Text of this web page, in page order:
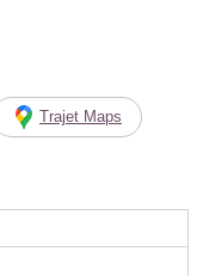
Trajet Maps